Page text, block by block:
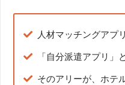
人材マッチングアプ
「自分派遣アプリ
そのアリーが、ホテ